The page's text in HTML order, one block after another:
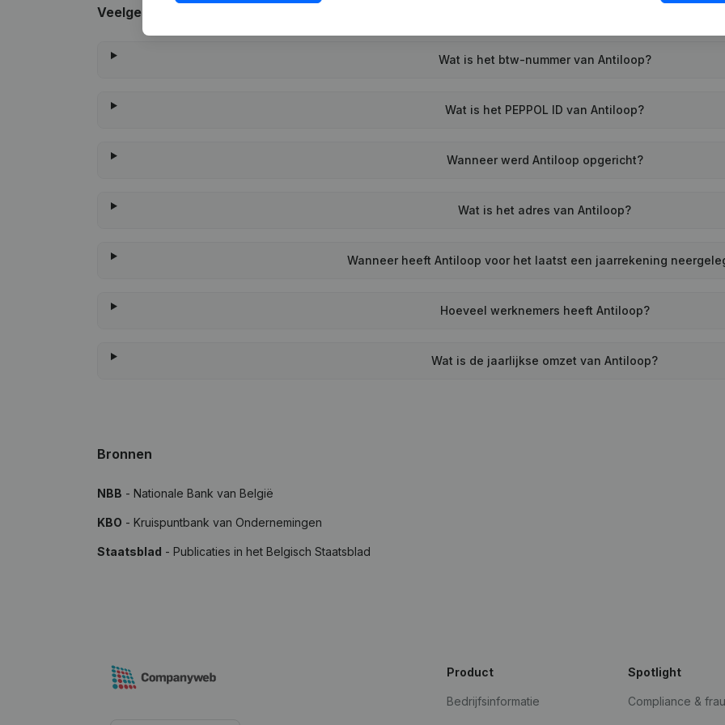
Veelgestelde vragen
Wat is het btw-nummer van Antiloop?
Wat is het PEPPOL ID van Antiloop?
Wanneer werd Antiloop opgericht?
Wat is het adres van Antiloop?
Wanneer heeft Antiloop voor het laatst een jaarrekening
Hoeveel werknemers heeft Antiloop?
Wat is de jaarlijkse omzet van Antiloop?
Bronnen
NBB - Nationale Bank van België
KBO - Kruispuntbank van Ondernemingen
Staatsblad - Publicaties in het Belgisch Staatsblad
Product
Bedrijfsinformatie
Spotlight
Compliance &